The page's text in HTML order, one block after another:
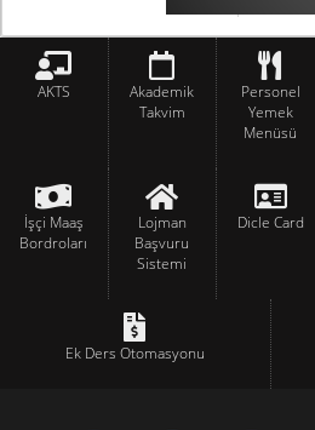
AKTS
Akademik
Takvim
Personel
Yemek
Menüsü
İşçi Maaş
Bordroları
Lojman
Başvuru
Sistemi
Dicle Card
Ek Ders Otomasyonu